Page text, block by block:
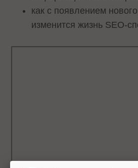
как с появлением
изменится жизнь SEO-